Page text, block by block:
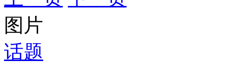
图片
话题